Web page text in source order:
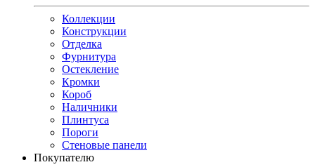
Коллекции
Конструкции
Отделка
Фурнитура
Остекление
Кромки
Короб
Наличники
Плинтуса
Пороги
Стеновые панели
Покупателю